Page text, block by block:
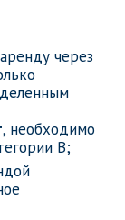
через
, необходимо
B;